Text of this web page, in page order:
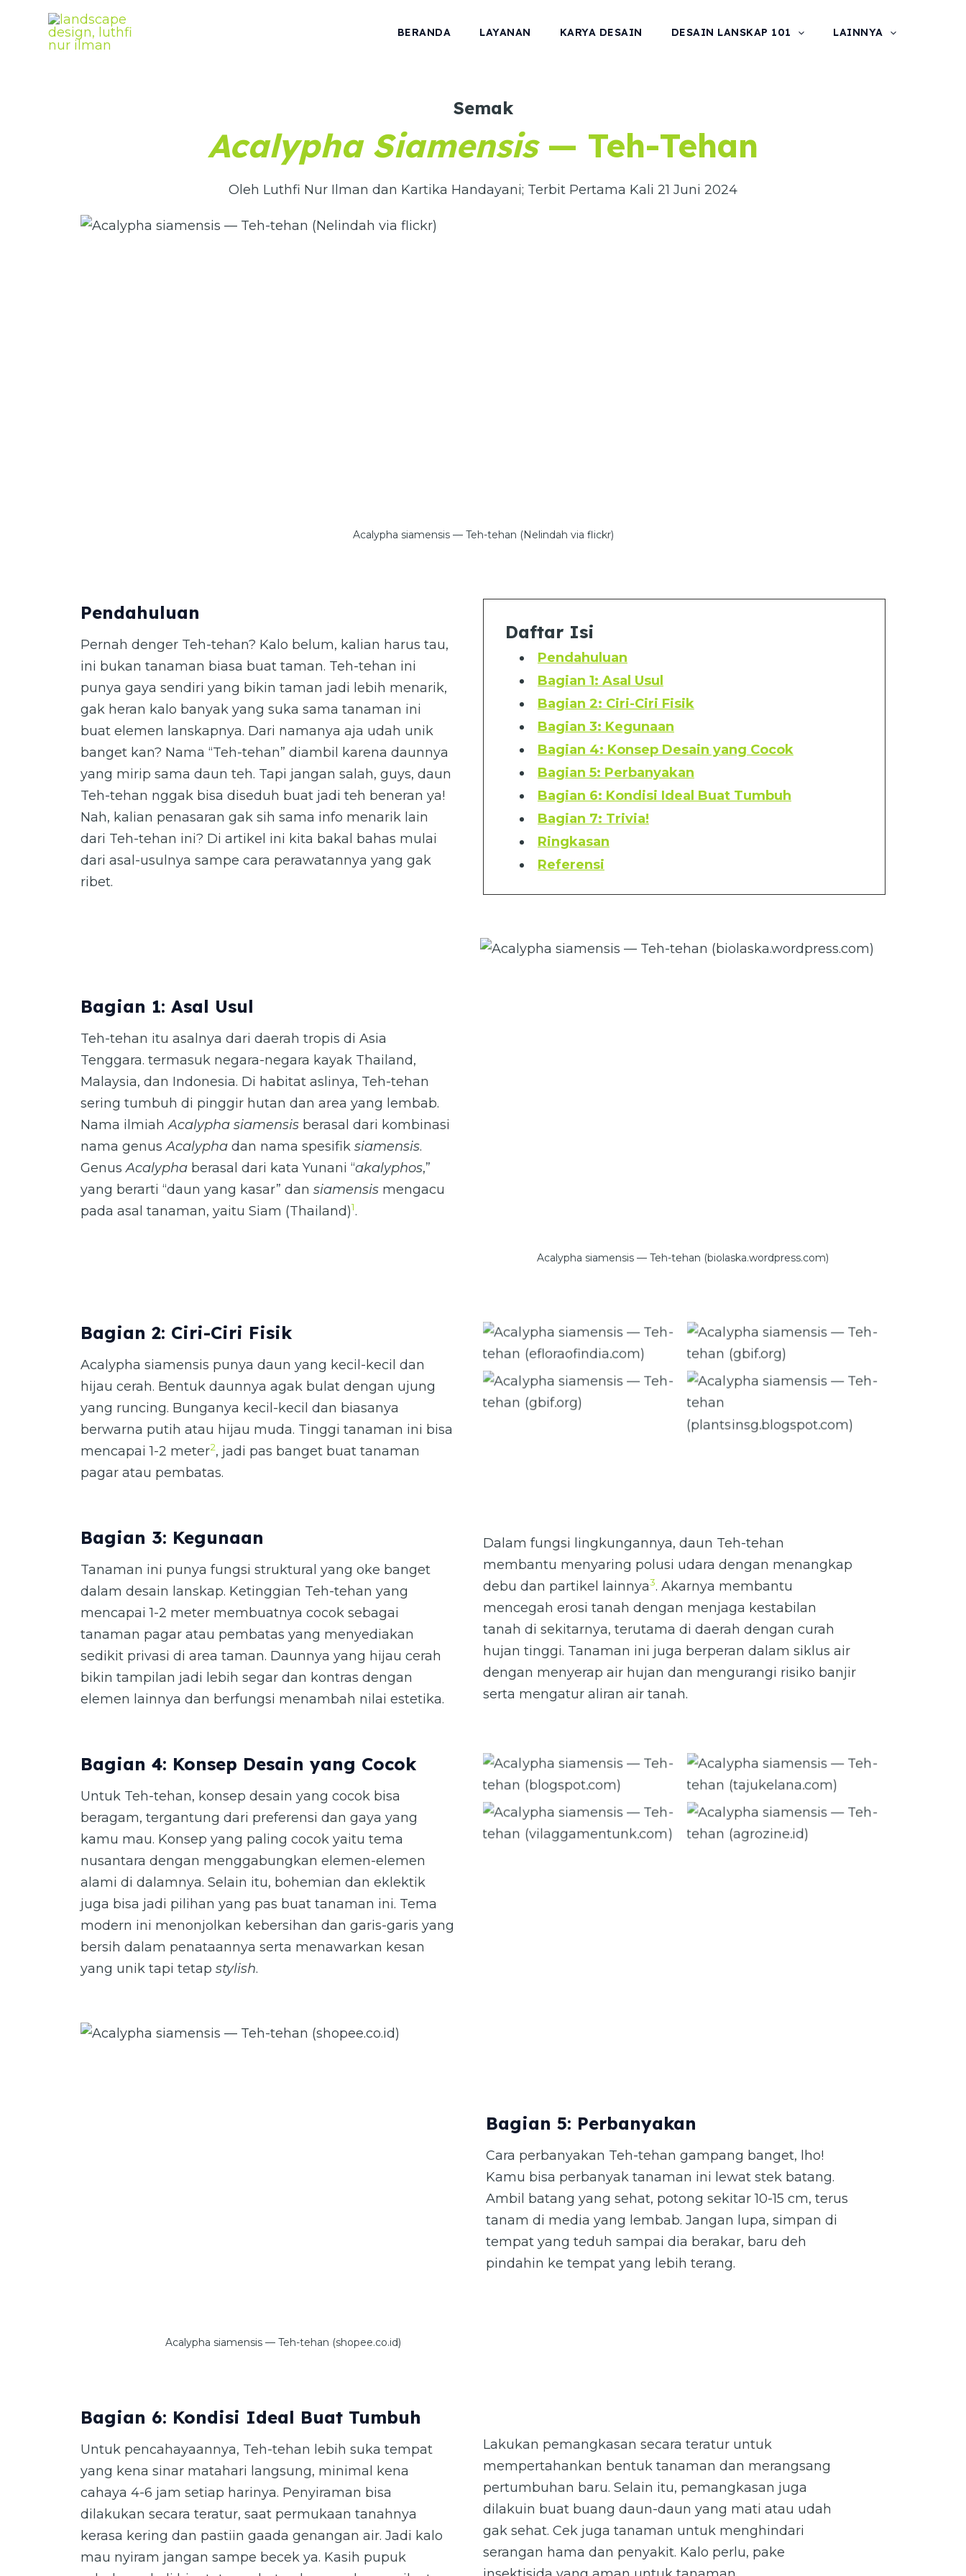
BERANDA LAYANAN KARYA DESAIN DESAIN LANSKAP 101 LAINNYA
Semak
Acalypha Siamensis— Teh-Tehan
Oleh Luthfi Nur Ilman dan Kartika Handayani; Terbit Pertama Kali 21 Juni 2024
Acalypha siamensis — Teh-tehan (Nelindah via flickr)
Pendahuluan
Pernah denger Teh-tehan? Kalo belum, kalian harus tau,
ini bukan tanaman biasa buat taman. Teh-tehan ini
punya gaya sendiri yang bikin taman jadi lebih menarik,
gak heran kalo banyak yang suka sama tanaman ini
buat elemen lanskapnya. Dari namanya aja udah unik
banget kan? Nama “Teh-tehan” diambil karena daunnya
yang mirip sama daun teh. Tapi jangan salah, guys, daun
Teh-tehan nggak bisa diseduh buat jadi teh beneran ya!
Nah, kalian penasaran gak sih sama info menarik lain
dari Teh-tehan ini? Di artikel ini kita bakal bahas mulai
dari asal-usulnya sampe cara perawatannya yang gak
ribet.
Daftar Isi
Pendahuluan
Bagian 1: Asal Usul
Bagian 2: Ciri-Ciri Fisik
Bagian 3: Kegunaan
Bagian 4: Konsep Desain yang Cocok
Bagian 5: Perbanyakan
Bagian 6: Kondisi Ideal Buat Tumbuh
Bagian 7: Trivia!
Ringkasan
Referensi
Bagian 1: Asal Usul
Teh-tehan itu asalnya dari daerah tropis di Asia
Tenggara. termasuk negara-negara kayak Thailand,
Malaysia, dan Indonesia. Di habitat aslinya, Teh-tehan
sering tumbuh di pinggir hutan dan area yang lembab.
Nama ilmiahAcalypha siamensis berasal dari kombinasi
nama genusAcalypha dan nama spesifik siamensis.
GenusAcalypha berasal dari kata Yunani “akalyphos,”
yang berarti “daun yang kasar” dan siamensis mengacu
pada asal tanaman, yaitu Siam (Thailand)1.
Acalypha siamensis — Teh-tehan (biolaska.wordpress.com)
Bagian 2: Ciri-Ciri Fisik
Acalypha siamensis punya daun yang kecil-kecil dan
hijau cerah. Bentuk daunnya agak bulat dengan ujung
yang runcing. Bunganya kecil-kecil dan biasanya
berwarna putih atau hijau muda. Tinggi tanaman ini bisa
mencapai 1-2 meter2, jadi pas banget buat tanaman
pagar atau pembatas.
Acalypha siamensis — Teh-tehan
Acalypha siamensis — Teh-tehan
(gbif.org)
Acalypha siamensis — Teh-tehan
(gbif.org)
Acalypha siamensis — Teh-tehan
(plantsinsg.blogspot.com)
Bagian 3: Kegunaan
Tanaman ini punya fungsi struktural yang oke banget
dalam desain lanskap. Ketinggian Teh-tehan yang
mencapai 1-2 meter membuatnya cocok sebagai
tanaman pagar atau pembatas yang menyediakan
sedikit privasi di area taman. Daunnya yang hijau cerah
bikin tampilan jadi lebih segar dan kontras dengan
elemen lainnya dan berfungsi menambah nilai estetika.
Dalam fungsi lingkungannya, daun Teh-tehan
membantu menyaring polusi udara dengan menangkap
debu dan partikel lainnya3. Akarnya membantu
mencegah erosi tanah dengan menjaga kestabilan
tanah di sekitarnya, terutama di daerah dengan curah
hujan tinggi. Tanaman ini juga berperan dalam siklus air
dengan menyerap air hujan dan mengurangi risiko banjir
serta mengatur aliran air tanah.
Bagian 4: Konsep Desain yang Cocok
Untuk Teh-tehan, konsep desain yang cocok bisa
beragam, tergantung dari preferensi dan gaya yang
kamu mau. Konsep yang paling cocok yaitu tema
nusantara dengan menggabungkan elemen-elemen
alami di dalamnya. Selain itu, bohemian dan eklektik
juga bisa jadi pilihan yang pas buat tanaman ini. Tema
modern ini menonjolkan kebersihan dan garis-garis yang
bersih dalam penataannya serta menawarkan kesan
yang unik tapi tetap stylish.
Acalypha siamensis — Teh-tehan
(blogspot.com)
Acalypha siamensis — Teh-tehan
(tajukelana.com)
Acalypha siamensis — Teh-tehan
(vilaggamentunk.com)
Acalypha siamensis — Teh-tehan
(agrozine.id)
Acalypha siamensis — Teh-tehan (shopee.co.id)
Bagian 5: Perbanyakan
Cara perbanyakan Teh-tehan gampang banget, lho!
Kamu bisa perbanyak tanaman ini lewat stek batang.
Ambil batang yang sehat, potong sekitar 10-15 cm, terus
tanam di media yang lembab. Jangan lupa, simpan di
tempat yang teduh sampai dia berakar, baru deh
pindahin ke tempat yang lebih terang.
Bagian 6: Kondisi Ideal Buat Tumbuh
Untuk pencahayaannya, Teh-tehan lebih suka tempat
yang kena sinar matahari langsung, minimal kena
cahaya 4-6 jam setiap harinya. Penyiraman bisa
dilakukan secara teratur, saat permukaan tanahnya
kerasa kering dan pastiin gaada genangan air. Jadi kalo
mau nyiram jangan sampe becek ya. Kasih pupuk
Lakukan pemangkasan secara teratur untuk
mempertahankan bentuk tanaman dan merangsang
pertumbuhan baru. Selain itu, pemangkasan juga
dilakuin buat buang daun-daun yang mati atau udah
gak sehat. Cek juga tanaman untuk menghindari
serangan hama dan penyakit. Kalo perlu, pake